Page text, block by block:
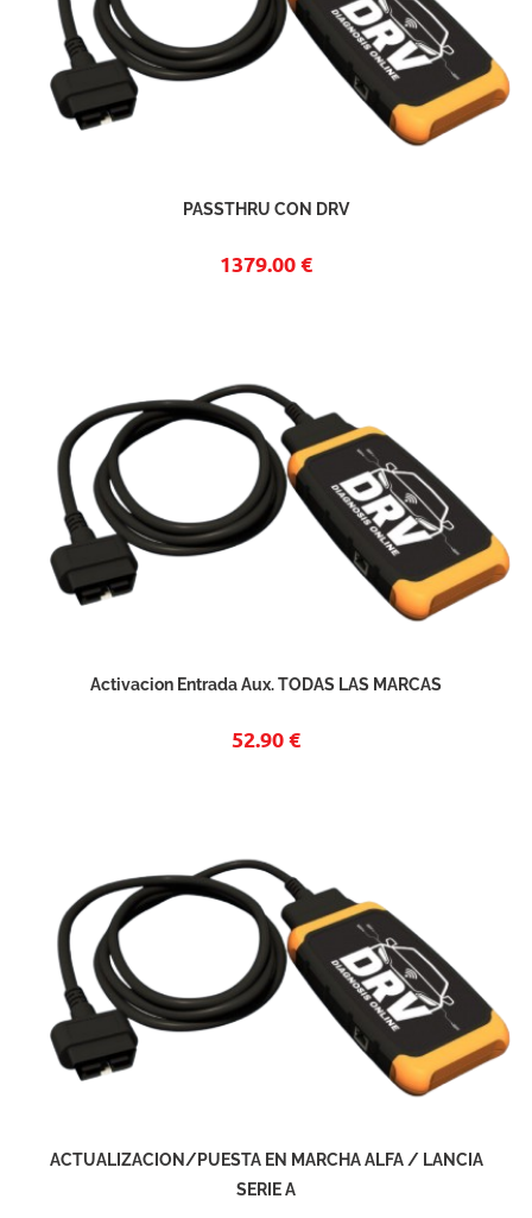
PASSTHRU CON DRV
1379.00 €
Activacion Entrada Aux. TODAS LAS MARCAS
52.90 €
ACTUALIZACION/PUESTA EN MARCHA ALFA / LANCIA
SERIE A